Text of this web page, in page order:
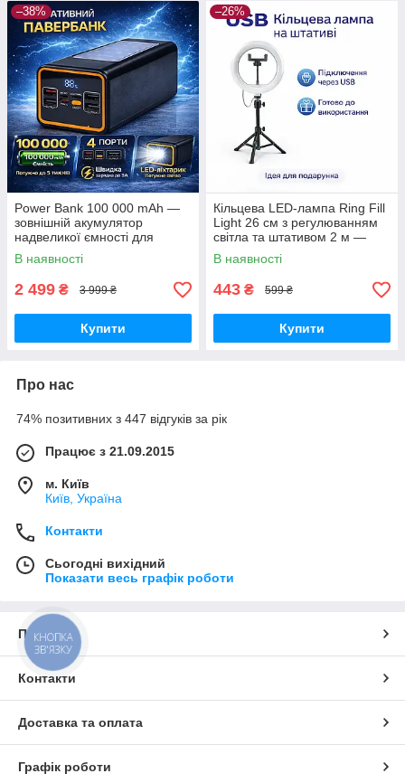
–38%
Power Bank 100 000 mAh —
зовнішній акумулятор
надвеликої ємності для
телефону, роутера та
автономного живлення
В наявності
2 499 ₴ 3 999 ₴
Купити
–26%
Кільцева LED-лампа Ring Fill
Light 26 см з регулюванням
світла та штативом 2 м —
світло для селфі, блогерів,
візажистів, фото-віде
В наявності
443 ₴ 599 ₴
Купити
Про нас
74% позитивних з 447 відгуків за рік
Працює з 21.09.2015
м. Київ
Київ, Україна
Контакти
Сьогодні вихідний
Показати весь графік роботи
Про нас
Контакти
Доставка та оплата
Графік роботи
КНОПКА
ЗВ'ЯЗКУ